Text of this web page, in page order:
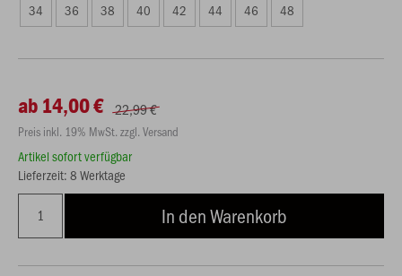
34 36 38 40 42 44 46 48
ab 14,00 € 22,99 €
Preis inkl. 19% MwSt. zzgl. Versand
Artikel sofort verfügbar
Lieferzeit: 8 Werktage
In den Warenkorb